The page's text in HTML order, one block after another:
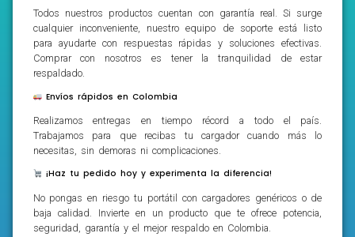
Todos nuestros productos cuentan con garantía real. Si surge
cualquier inconveniente, nuestro equipo de soporte está listo
para ayudarte con respuestas rápidas y soluciones efectivas.
Comprar con nosotros es tener la tranquilidad de estar
respaldado.
Envíos rápidos en Colombia
Realizamos entregas en tiempo récord a todo el país.
Trabajamos para que recibas tu cargador cuando más lo
necesitas, sin demoras ni complicaciones.
¡Haz tu pedido hoy y experimenta la diferencia!
No pongas en riesgo tu portátil con cargadores genéricos o de
baja calidad. Invierte en un producto que te ofrece potencia,
seguridad, garantía y el mejor respaldo en Colombia.